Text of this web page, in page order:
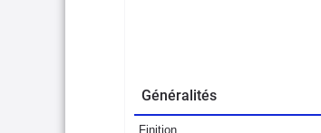
Généralités
Finition